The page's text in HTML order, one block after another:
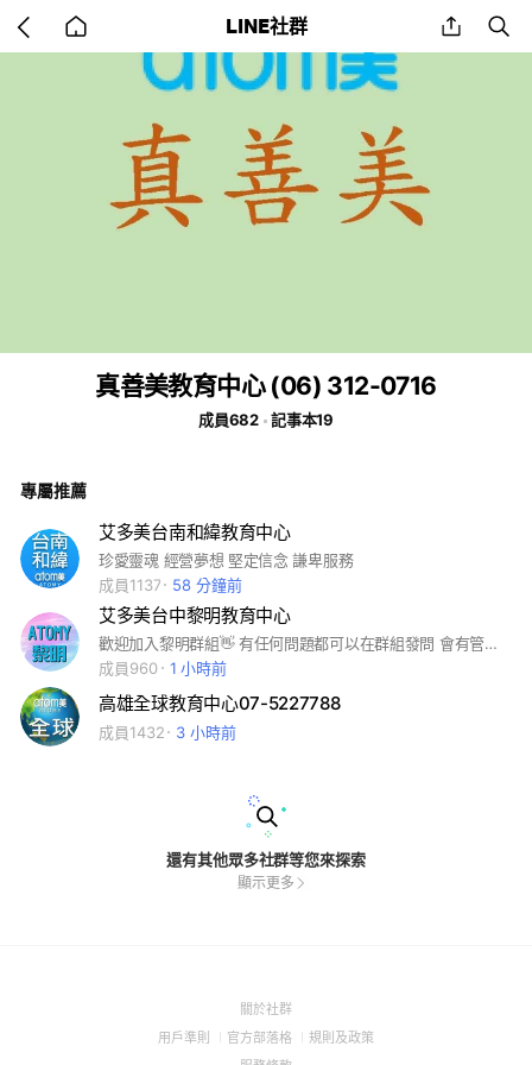
back
to
LINE社群 share
真善美教育中心 (06) 312-0716
成員682 記事本19
專屬推薦
艾多美台南和緯教育中心
珍愛靈魂 經營夢想 堅定信念 謙卑服務
成員1137
58 分鐘前
艾多美台中黎明教育中心
歡迎加入黎明群組👋 有任何問題都可以在群組發問 會有管理人員為您服務😊
成員960
1 小時前
高雄全球教育中心07-5227788
成員1432 3 小時前
還有其他眾多社群等您來探索
顯示更多
關於社群(Open
用戶準則
(Open
官方部落格
(Open
規則及政策(Open